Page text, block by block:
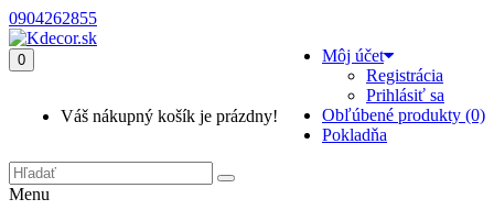
0904262855
Môj účet
Registrácia
Prihlásiť sa
Obľúbené produkty (0)
Pokladňa
0
Váš nákupný košík je prázdny!
Menu